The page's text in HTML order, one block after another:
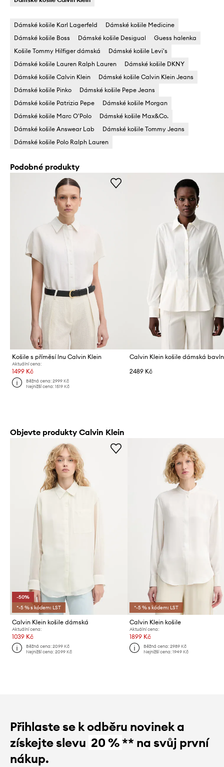
Dámské košile Karl Lagerfeld
Dámské košile Medicine
Dámské košile Boss
Dámské košile Desigual
Guess halenka
Košile Tommy Hilfiger dámská
Dámské košile Levi's
Dámské košile Lauren Ralph Lauren
Dámské košile DKNY
Dámské košile Calvin Klein
Dámské košile Calvin Klein Jeans
Dámské košile Pinko
Dámské košile Pepe Jeans
Dámské košile Patrizia Pepe
Dámské košile Morgan
Dámské košile Marc O'Polo
Dámské košile Max&Co.
Dámské košile Answear Lab
Dámské košile Tommy Jeans
Dámské košile Polo Ralph Lauren
Podobné produkty
Košile s příměsí lnu Calvin Klein
Aktuální cena:
1499 Kč
Běžná cena:2999 Kč
Nejnižší cena:1519 Kč
Calvin Klein košile dámská
2489 Kč
Objevte produkty Calvin Klein
-50%
*-5 % s kódem: LST
Calvin Klein košile dámská
Aktuální cena:
1039 Kč
Běžná cena:2099 Kč
Nejnižší cena:2099 Kč
*-5 % s kódem: LST
Calvin Klein košile
Aktuální cena:
1899 Kč
Běžná cena: 2989 Kč
Nejnižší cena: 1949 Kč
Přihlaste se k odběru novinek a
získejte slevu 20 %** na svůj první
nákup.